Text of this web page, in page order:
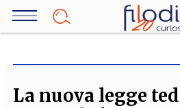
Salta
SOCIETÀ
La nuova legge